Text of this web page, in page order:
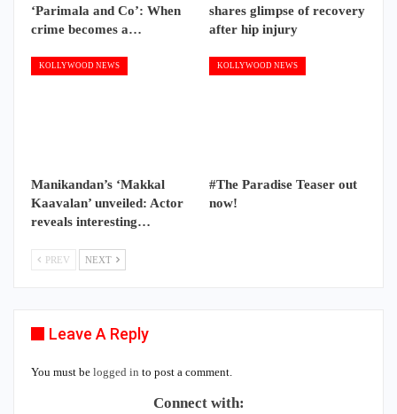
‘Parimala and Co’: When
crime becomes a…
shares glimpse of recovery
after hip injury
KOLLYWOOD NEWS
Manikandan’s ‘Makkal
Kaavalan’ unveiled: Actor
reveals interesting…
KOLLYWOOD NEWS
#The Paradise Teaser out
now!
PREV NEXT
Leave A Reply
You must be logged in to post a comment.
Connect with: